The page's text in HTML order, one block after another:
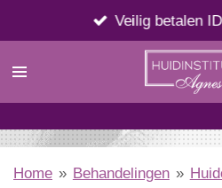
direct
naar
Veilig betalen
Home » Behandelingen »